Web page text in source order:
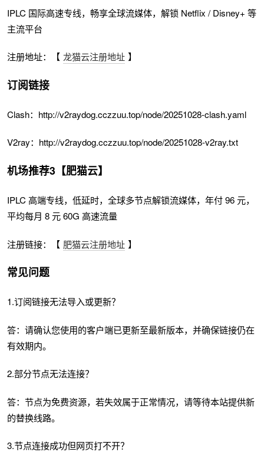
IPLC 国际高速专线，畅享全球流媒体，解锁 Netflix / Disney+ 等
主流平台
注册地址：【 龙猫云注册地址 】
订阅链接
Clash：http://v2raydog.cczzuu.top/node/20251028-clash.yaml
V2ray：http://v2raydog.cczzuu.top/node/20251028-v2ray.txt
机场推荐3【肥猫云】
IPLC 高端专线，低延时，全球多节点解锁流媒体，年付 96 元，
平均每月 8 元 60G 高速流量
注册链接：【 肥猫云注册地址 】
常见问题
1.订阅链接无法导入或更新？
答：请确认您使用的客户端已更新至最新版本，并确保链接仍在
有效期内。
2.部分节点无法连接？
答：节点为免费资源，若失效属于正常情况，请等待本站提供新
的替换线路。
3.节点连接成功但网页打不开？